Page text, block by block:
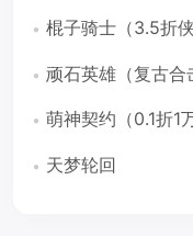
棍子骑士（3.5折
顽石英雄（复古合
萌神契约（0.1折1
天梦轮回